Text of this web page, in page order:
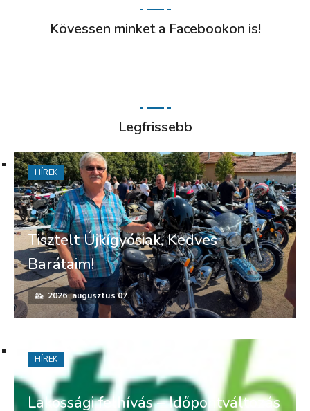
Kövessen minket a Facebookon is!
Legfrissebb
Tisztelt Újkígyósiak, Kedves
Barátaim!
2026. augusztus 07.
HÍREK
Lakossági felhívás – Időpontváltozás
HÍREK